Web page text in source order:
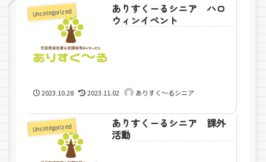
Uncategorized
ありすくーるシニア ハロ
ウィンイベント
2023.10.28 2023.11.02 ありすく～るシニア
Uncategorized
ありすくーるシニア 課外
活動